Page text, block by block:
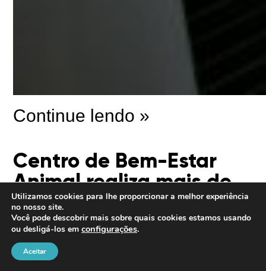
Continue lendo »
Centro de Bem-Estar
Animal realiza mais de
300 atendimentos em
um mês, após passar
por transformação e
revitalização
Utilizamos cookies para lhe proporcionar a melhor experiência
no nosso site.
Você pode descobrir mais sobre quais cookies estamos usando
ou desligá-los em configurações.
Aceitar